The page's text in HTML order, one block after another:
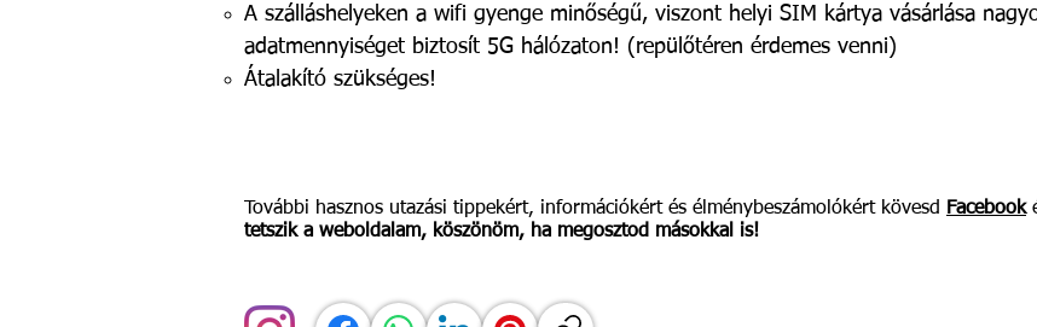
A szálláshelyeken a wifi gyenge minőségű, viszont helyi SIM kártya vásárlása
adatmennyiséget biztosít 5G hálózaton! (repülőtéren érdemes venni)
Átalakító szükséges!
További hasznos utazási tippekért, információkért és élménybeszámolókért kövesd Facebook
tetszik a weboldalam, köszönöm, ha megosztod másokkal is!